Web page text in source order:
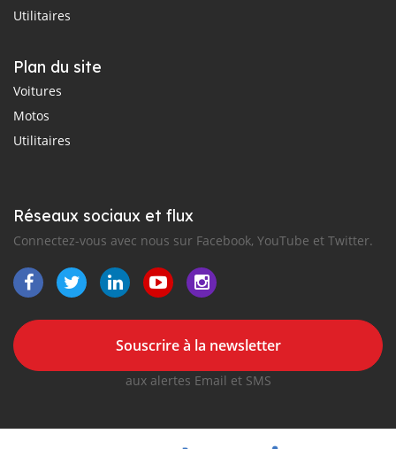
Utilitaires
Plan du site
Voitures
Motos
Utilitaires
Réseaux sociaux et flux
Connectez-vous avec nous sur Facebook, YouTube et Twitter.
Souscrire à la newsletter
aux alertes Email et SMS